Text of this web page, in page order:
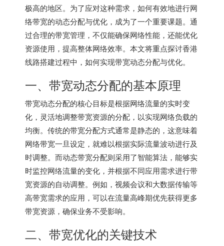
极高的地区。为了应对这种需求，如何有效地进行网
络带宽的动态分配与优化，成为了一个重要课题。通
过合理的带宽管理，不仅能确保网络性能，还能优化
资源使用，提高整体网络效率。本文将重点探讨香港
线路搭建过程中，如何实现带宽动态分配与优化。
一、带宽动态分配的基本原理
带宽动态分配的核心目标是根据网络流量的实时变
化，灵活地调整带宽资源的分配，以实现网络负载的
均衡。传统的带宽分配方式通常是静态的，这意味着
网络带宽一旦设定，就难以根据实际流量波动进行及
时调整。而动态带宽分配则采用了智能算法，能够实
时监控网络流量的变化，并根据不同应用需求进行带
宽资源的自动调整。例如，视频会议和大数据传输等
高带宽需求的应用，可以在流量高峰期优先获得更多
带宽资源，确保业务不受影响。
二、带宽优化的关键技术